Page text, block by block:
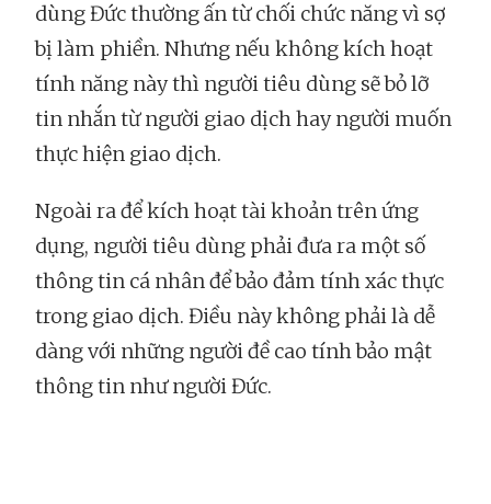
dùng Đức thường ấn từ chối chức năng vì sợ
bị làm phiền. Nhưng nếu không kích hoạt
tính năng này thì người tiêu dùng sẽ bỏ lỡ
tin nhắn từ người giao dịch hay người muốn
thực hiện giao dịch.
Ngoài ra để kích hoạt tài khoản trên ứng
dụng, người tiêu dùng phải đưa ra một số
thông tin cá nhân để bảo đảm tính xác thực
trong giao dịch. Điều này không phải là dễ
dàng với những người đề cao tính bảo mật
thông tin như người Đức.